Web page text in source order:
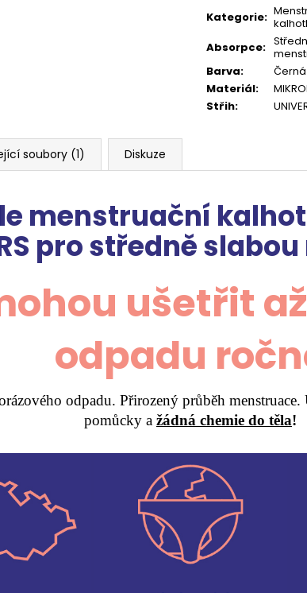
Kategorie:
Absorpce:
Barva:
Černá
Materiál:
Střih:
soubory (1) Diskuze
menstruační
pro středně
ušetřit
odpadu
odpadu. Přirozený průběh menstruace.
pomůcky a žádná chemie do těla!